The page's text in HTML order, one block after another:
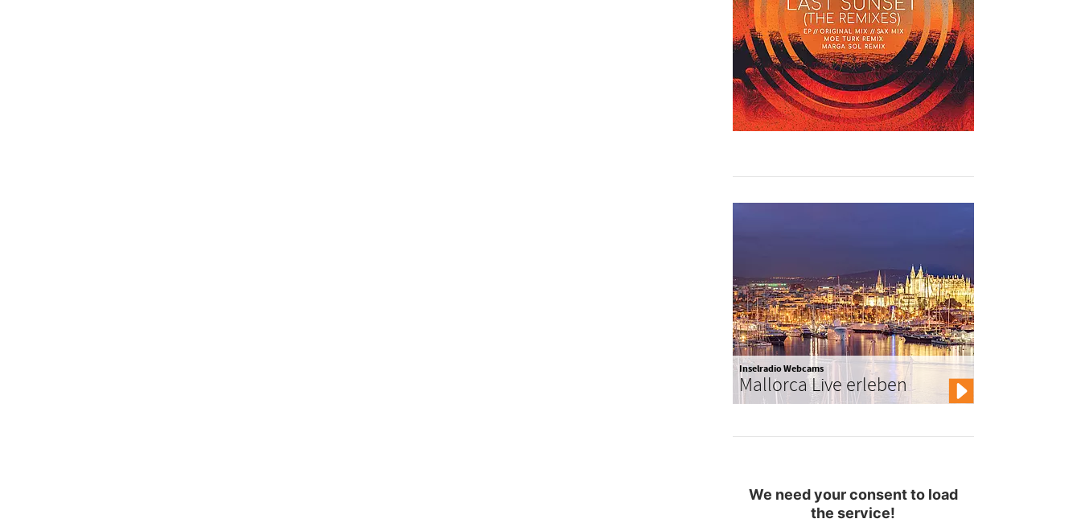
Inselradio Webcams
Mallorca Live erleben
We need your consent to load
the service!